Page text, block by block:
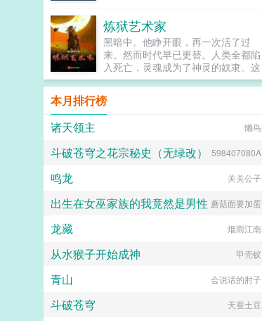
稚我谢谢你啊，但凡走点心就知道娱
乐圈没流行过变性）排雷1有个比较
深情的男二单箭头受2非事业线爽
文，娱乐圈内容不多只是镶边，没有
事业上的逆袭剧情（但有打脸的）3
如文案所述，受的业务能力拉垮，出
道三年归来依旧是素人，不忘初心男
人到死是糊咖4有点微微的万人迷设
炼狱艺术家
黑暗中。他睁开眼，再一次活了过
来。然而时代早已更替。人类全都陷
入死亡，灵魂成为了神灵的奴隶。这
里是遍布死亡的世界无穷的恐怖怪物
沉眠于永恒的暗夜之中无尽...
本月排行榜
诸天领主
懒鸟
斗破苍穹之花宗秘史（无绿改） 598407080A
鸣龙 关关公子
出生在女巫家族的我竟然是男性 蘑菇面要加蛋
龙藏 烟雨江南
从水猴子开始成神 甲壳蚁
青山 会说话的肘子
斗破苍穹 天蚕土豆